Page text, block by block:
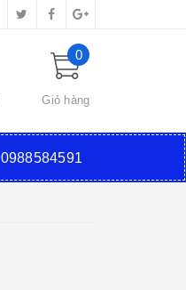
0
Giỏ hàng
0988584591